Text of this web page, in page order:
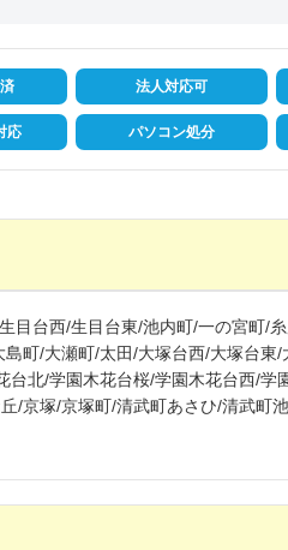
法人対応可
応 パソコン処分
目台西/生目台東/池内町/一の宮町/
町/大瀬町/太田/大塚台西/大塚台東
北/学園木花台桜/学園木花台西/学
/京塚/京塚町/清武町あさひ/清武町
ケ丘町/桜町/佐土原町石崎/佐土原
上那珂/佐土原町松小路/塩路/潮見
西/神宮東/新城町/新別府町/末広/
町上倉永/高岡町紙屋/高岡町五町/